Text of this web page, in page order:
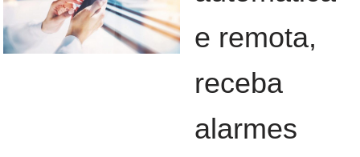
e remota,
receba
alarmes